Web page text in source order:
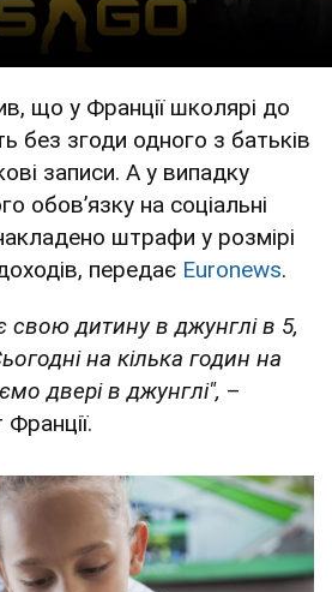
що у Франції школярі до
без згоди одного з батьків
записи. А у випадку
обовʼязку на соціальні
штрафи у розмірі
передає Еuronews.
свою дитину в джунглі в 5,
на кілька годин на
двері в джунглі", –